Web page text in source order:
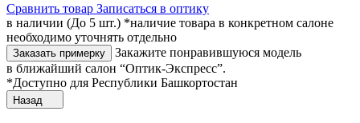
Сравнить товар Записаться в оптику
в наличии (До 5 шт.) *наличие товара в конкретном салоне
необходимо уточнять отдельно
Заказать примерку
Закажите понравившуюся модель
в ближайший салон “Оптик-Экспресс”.
*Доступно для Республики Башкортостан
Назад